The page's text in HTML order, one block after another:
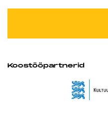
Koostööpartnerid